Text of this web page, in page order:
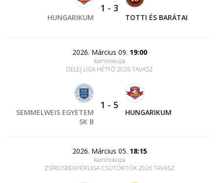
HUNGARIKUM
1 - 3
TOTTI ÉS BARÁTAI
2026. Március 09. 19:00
kaminokupa
DELEJ LIGA HÉTFŐ 2026 TAVASZ
SEMMELWEIS EGYETEM
SK B
1 - 5
HUNGARIKUM
2026. Március 05. 18:15
kaminokupa
ZSÍROSKENYÉRLIGA CSÜTÖRTÖK 2026 TAVASZ